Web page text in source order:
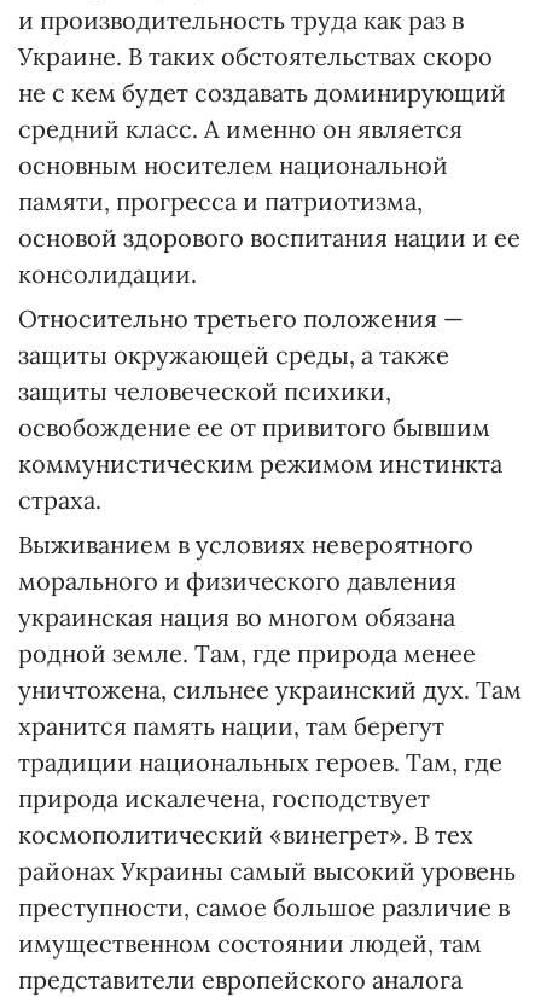
и произво­дительность труда как раз в
Украине. В таких обстоятельствах скоро
не с кем будет создавать доминирующий
средний класс. А именно он является
основным носителем национальной
памяти, прогресса и патриотизма,
основой здорового воспитания нации и ее
консолидации.
Относительно третьего положения —
защиты окружающей среды, а также
защиты человеческой психики,
освобождение ее от привитого бывшим
коммунистическим режимом инстинкта
страха.
Выживанием в условиях невероятного
морального и физического давления
украинская нация во многом обязана
родной земле. Там, где природа менее
уничтожена, сильнее украинский дух. Там
хранится память нации, там берегут
традиции национальных героев. Там, где
природа искалечена, господствует
космополитический «винегрет». В тех
районах Украины самый высокий уровень
преступности, самое большое различие в
имущественном состоянии людей, там
представители европейского аналога